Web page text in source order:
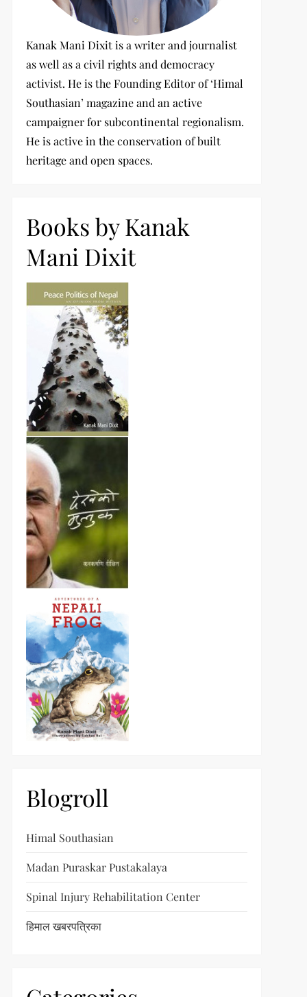
Kanak Mani Dixit is a writer and journalist
as well as a civil rights and democracy
activist. He is the Founding Editor of ‘Himal
Southasian’ magazine and an active
campaigner for subcontinental regionalism.
He is active in the conservation of built
heritage and open spaces.
Books by Kanak
Mani Dixit
Blogroll
Himal Southasian
Madan Puraskar Pustakalaya
Spinal Injury Rehabilitation Center
हिमाल खबरपत्रिका